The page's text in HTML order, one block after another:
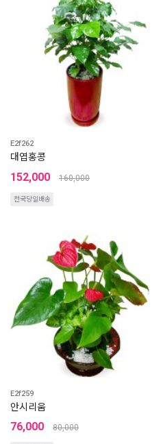
E2f262
대엽홍콩
152,000 160,000
전국당일배송
E2f259
안시리움
76,000 80,000